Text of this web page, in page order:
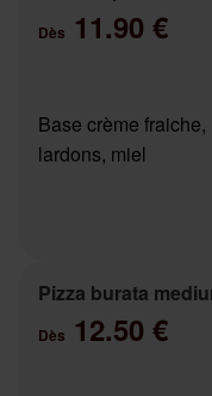
Dès 11.90 €
Base crème
lardons, miel
Pizza burata
Dès 12.50 €